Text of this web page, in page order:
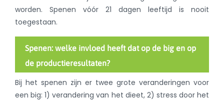
worden. Spenen vóór 21 dagen leeftijd is nooit
toegestaan.
Spenen: welke invloed heeft dat op de big en op
de productieresultaten?
Bij het spenen zijn er twee grote veranderingen voor
een big: 1) verandering van het dieet, 2) stress door het